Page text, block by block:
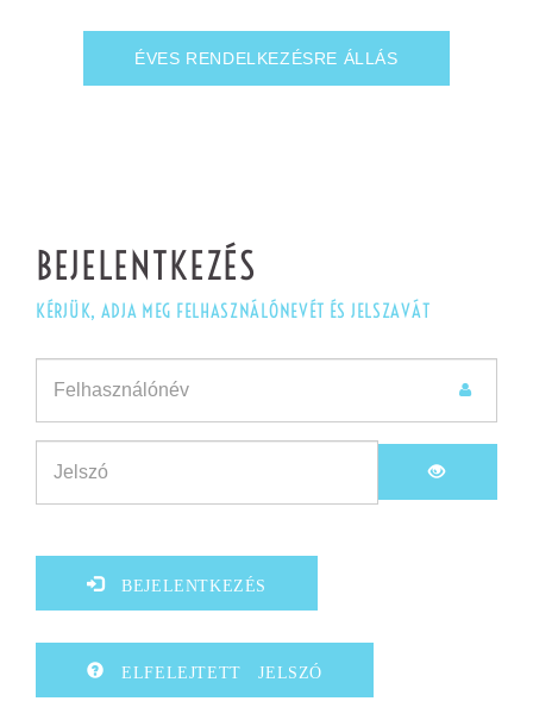
ÉVES RENDELKEZÉSRE ÁLLÁS
BEJELENTKEZÉS
KÉRJÜK, ADJA MEG FELHASZNÁLÓNEVÉT ÉS JELSZAVÁT
BEJELENTKEZÉS
ELFELEJTETT JELSZÓ